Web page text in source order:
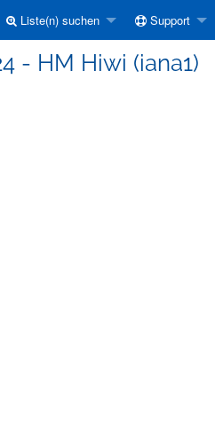
Liste(n) suchen Support
- HM Hiwi (iana1)